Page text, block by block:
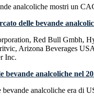
analcoliche mostri un
delle bevande
Red Bull Gmbh,
Arizona Beverages
Inc.
bevande analcoliche nel
analcoliche era di